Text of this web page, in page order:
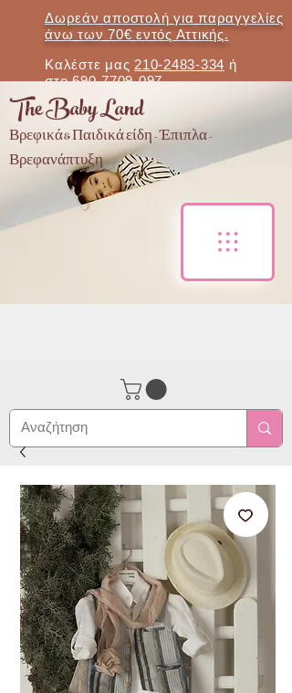
Δωρεάν αποστολή για παραγγελίες
άνω των 70€ εντός Αττικής.
Καλέστε μας 210-2483-334 ή
στο690-7709-097
The Baby Land
Βρεφικά & Παιδικά είδη - Έπιπλα -
Βρεφανάπτυξη